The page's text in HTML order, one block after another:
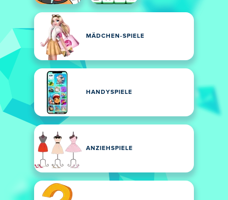
MÄDCHEN-SPIELE
HANDYSPIELE
ANZIEHSPIELE